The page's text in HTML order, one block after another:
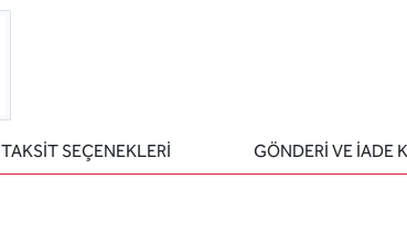
TAKSİT SEÇENEKLERİ GÖNDERİ VE İADE